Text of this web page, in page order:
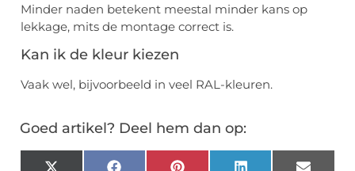
Minder naden betekent meestal minder kans op
lekkage, mits de montage correct is.
Kan ik de kleur kiezen
Vaak wel, bijvoorbeeld in veel RAL-kleuren.
Goed artikel? Deel hem dan op: